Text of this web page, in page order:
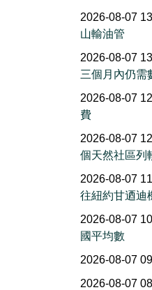
2026-08-07
山輸油管
2026-08-07
三個月內仍需
2026-08-07
費
2026-08-07
個天然社區列
2026-08-07
往紐約甘迺迪
2026-08-07
國平均數
2026-08-07
2026-08-07